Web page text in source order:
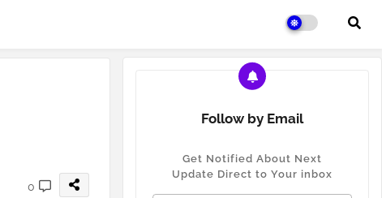
0
Follow by Email
Get Notified About Next
Update Direct to Your inbox